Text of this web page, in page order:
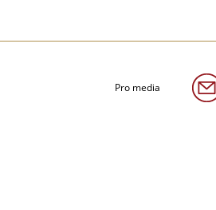
Pro media